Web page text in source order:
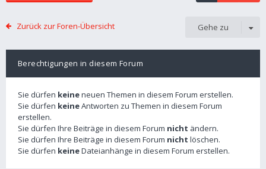
Zurück zur Foren-Übersicht Gehe zu
Berechtigungen in diesem Forum
Sie dürfen keineneuen Themen in diesem Forum erstellen.
Sie dürfen keineAntworten zu Themen in diesem Forum
erstellen.
Sie dürfen Ihre Beiträge in diesem Forum nicht ändern.
Sie dürfen Ihre Beiträge in diesem Forum nicht löschen.
Sie dürfen keineDateianhänge in diesem Forum erstellen.